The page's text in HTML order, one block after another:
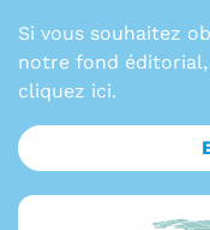
Si vous souhaitez
notre fond
cliquez ici.